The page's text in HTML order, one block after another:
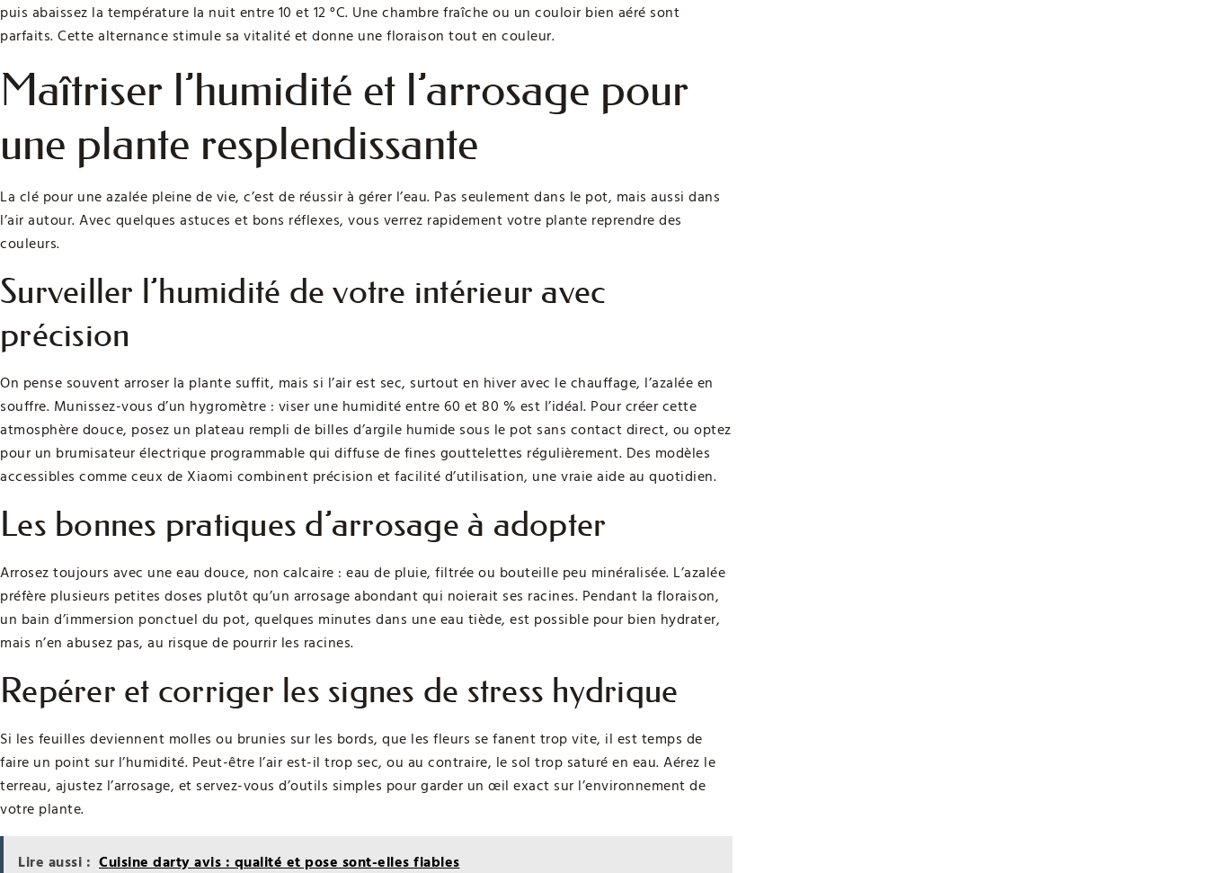
puis abaissez la température la nuit entre 10 et 12 °C. Une chambre fraîche ou un couloir bien aéré sont
parfaits. Cette alternance stimule sa vitalité et donne une floraison tout en couleur.
Maîtriser l’humidité et l’arrosage pour
une plante resplendissante
La clé pour une azalée pleine de vie, c’est de réussir à gérer l’eau. Pas seulement dans le pot, mais aussi dans
l’air autour. Avec quelques astuces et bons réflexes, vous verrez rapidement votre plante reprendre des
couleurs.
Surveiller l’humidité de votre intérieur avec
précision
On pense souvent arroser la plante suffit, mais si l’air est sec, surtout en hiver avec le chauffage, l’azalée en
souffre. Munissez-vous d’un hygromètre : viser une humidité entre 60 et 80 % est l’idéal. Pour créer cette
atmosphère douce, posez un plateau rempli de billes d’argile humide sous le pot sans contact direct, ou optez
pour un brumisateur électrique programmable qui diffuse de fines gouttelettes régulièrement. Des modèles
accessibles comme ceux de Xiaomi combinent précision et facilité d’utilisation, une vraie aide au quotidien.
Les bonnes pratiques d’arrosage à adopter
Arrosez toujours avec une eau douce, non calcaire : eau de pluie, filtrée ou bouteille peu minéralisée. L’azalée
préfère plusieurs petites doses plutôt qu’un arrosage abondant qui noierait ses racines. Pendant la floraison,
un bain d’immersion ponctuel du pot, quelques minutes dans une eau tiède, est possible pour bien hydrater,
mais n’en abusez pas, au risque de pourrir les racines.
Repérer et corriger les signes de stress hydrique
Si les feuilles deviennent molles ou brunies sur les bords, que les fleurs se fanent trop vite, il est temps de
faire un point sur l’humidité. Peut-être l’air est-il trop sec, ou au contraire, le sol trop saturé en eau. Aérez le
terreau, ajustez l’arrosage, et servez-vous d’outils simples pour garder un œil exact sur l’environnement de
votre plante.
Lire aussi : Cuisine darty avis : qualité et pose sont-elles fiables